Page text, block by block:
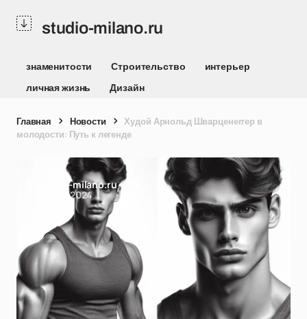
studio-milano.ru
знаменитости Строительство
интерьер
личная жизнь
Дизайн
Главная Новости
Худой Арнольд Шварценеггер в
молодости: Путь к легенде
studio-milano.ru
03 дек 2024